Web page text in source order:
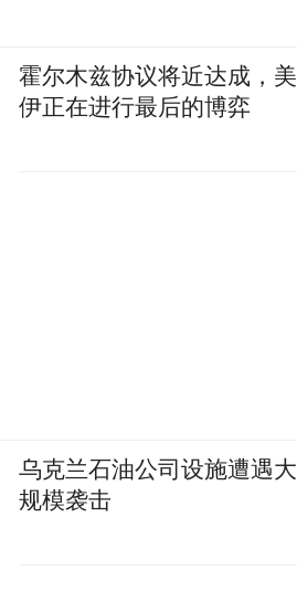
霍尔木兹协议将近达成，美
伊正在进行最后的博弈
乌克兰石油公司设施遭遇大
规模袭击